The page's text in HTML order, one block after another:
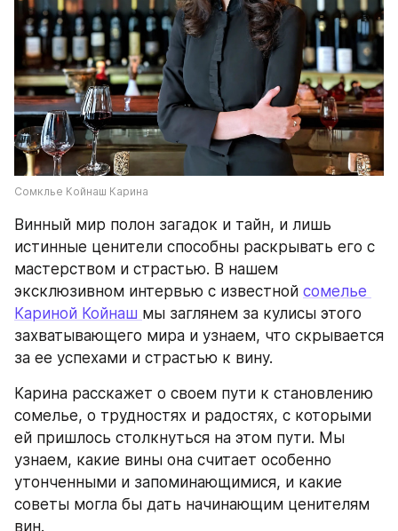
Сомклье Койнаш Карина
Винный мир полон загадок и тайн, и лишь
истинные ценители способны раскрывать его с
мастерством и страстью. В нашем
эксклюзивном интервью с известной сомелье
Кариной Койнаш мы заглянем за кулисы этого
захватывающего мира и узнаем, что скрывается
за ее успехами и страстью к вину.
Карина расскажет о своем пути к становлению
сомелье, о трудностях и радостях, с которыми
ей пришлось столкнуться на этом пути. Мы
узнаем, какие вины она считает особенно
утонченными и запоминающимися, и какие
советы могла бы дать начинающим ценителям
вин.